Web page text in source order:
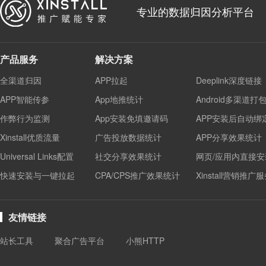
专业的数据归因分析平台
产品服务
全渠道归因
APP智能传参
作弊行为监测
Xinstall优质流量
Universal Links配置
快速安装与一键拉起
解决方案
APP拉起
Deeplink深度链接
App地推统计
Android多渠道打包
App安装免填邀请码
APP安装后自动绑
广告投放数据统计
APP分享效果统计
社交分享效果统计
网页/应用内直接
CPA/CPS推广效果统计
Xinstall营销推广
友情链接
站长工具 聚合广告平台 小熊HTTP